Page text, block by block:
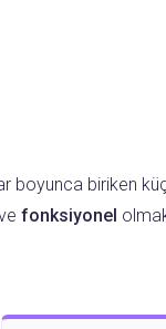
boyunca biriken
fonksiyonel